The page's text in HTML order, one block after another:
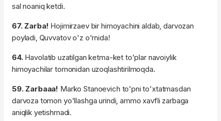
sal noaniq ketdi.
67. Zarba! Hojimirzaev bir himoyachini aldab, darvozan
poyladi, Quvvatov o'z o'rnida!
64. Havolatib uzatilgan ketma-ket to'plar navoiylik
himoyachilar tomonidan uzoqlashtirilmoqda.
59. Zarbaaa! Marko Stanoevich to'pni to'xtatmasdan
darvoza tomon yo'llashga urindi, ammo xavfli zarbaga
aniqlik yetishmadi.